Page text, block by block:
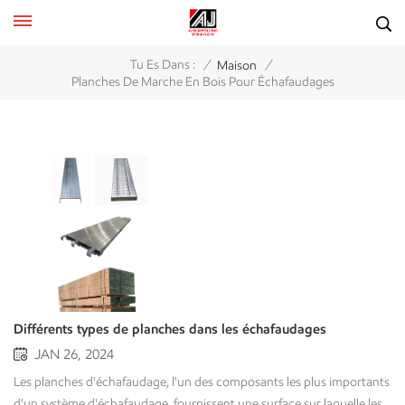
Tu Es Dans : / Maison /
Planches De Marche En Bois Pour Échafaudages
Différents types de planches dans les échafaudages
JAN 26, 2024
Les planches d'échafaudage, l'un des composants les plus importants